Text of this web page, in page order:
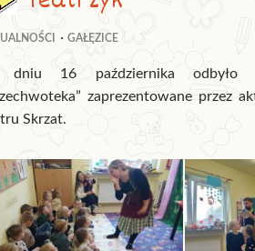
GAŁĘZICE
16 października odbyło
zaprezentowane przez
Skrzat.